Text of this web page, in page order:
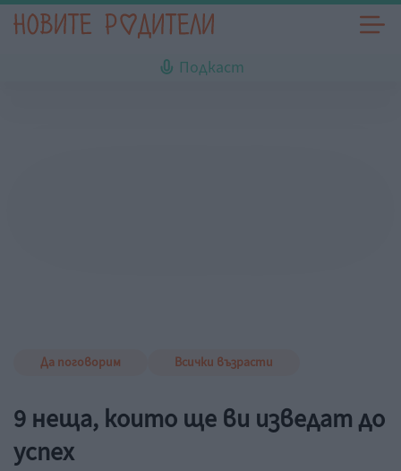
Подкаст
Да поговорим Всички възрасти
9 неща, които ще ви изведат до
успех